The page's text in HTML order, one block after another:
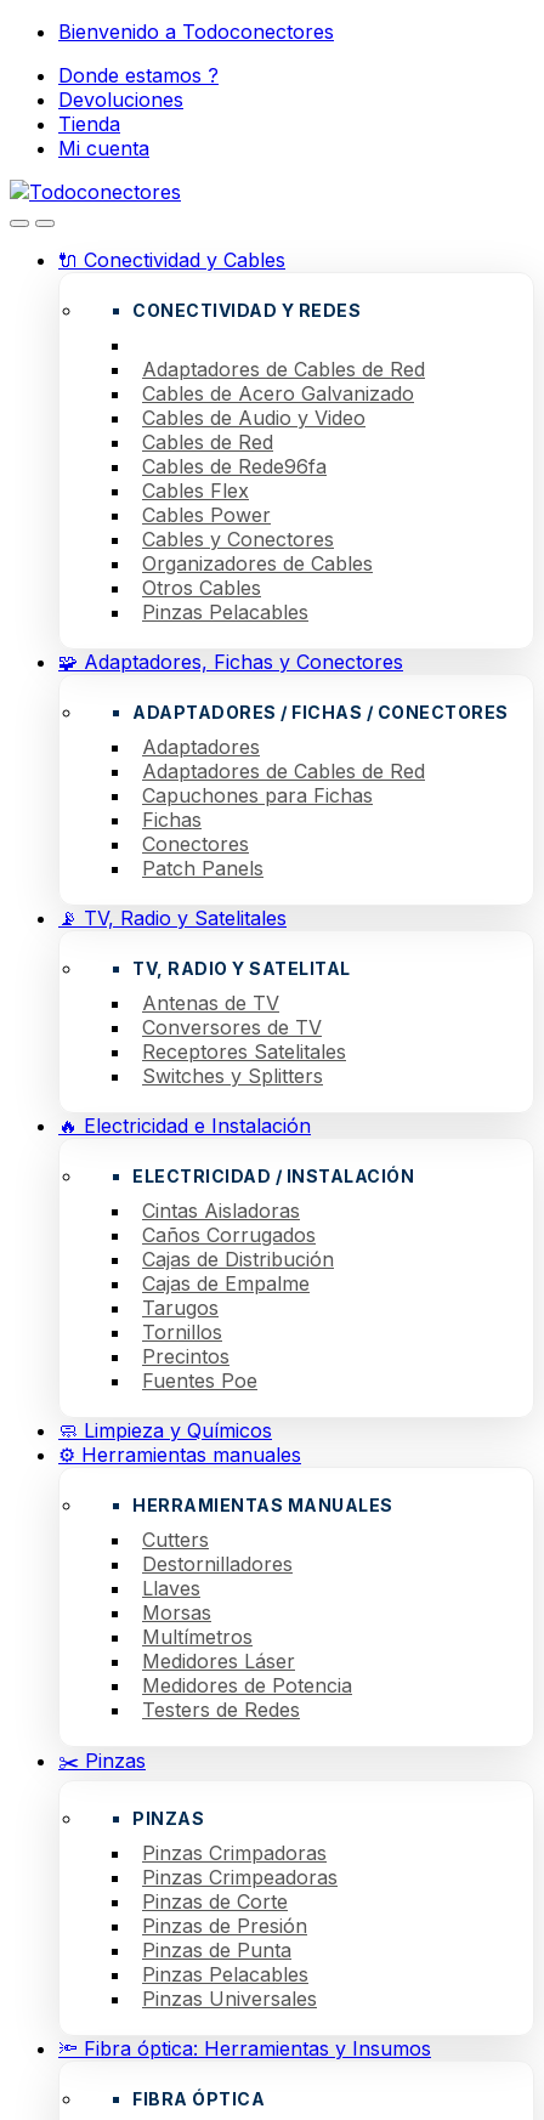
Skip
navigation
Skip
content
Bienvenido a Todoconectores
Donde estamos ?
Devoluciones
Tienda
Mi cuenta
🔌 Conectividad y Cables
CONECTIVIDAD Y REDES
Adaptadores de Cables de Red
Cables de Acero Galvanizado
Cables de Audio y Video
Cables de Red
Cables de Rede96fa
Cables Flex
Cables Power
Cables y Conectores
Organizadores de Cables
Otros Cables
Pinzas Pelacables
🧩 Adaptadores, Fichas y Conectores
ADAPTADORES / FICHAS / CONECTORES
Adaptadores
Adaptadores de Cables de Red
Capuchones para Fichas
Fichas
Conectores
Patch Panels
📡 TV, Radio y Satelitales
TV, RADIO Y SATELITAL
Antenas de TV
Conversores de TV
Receptores Satelitales
Switches y Splitters
🔥 Electricidad e Instalación
ELECTRICIDAD / INSTALACIÓN
Cintas Aisladoras
Caños Corrugados
Cajas de Distribución
Cajas de Empalme
Tarugos
Tornillos
Precintos
Fuentes Poe
🧼 Limpieza y Químicos
⚙️ Herramientas manuales
HERRAMIENTAS MANUALES
Cutters
Destornilladores
Llaves
Morsas
Multímetros
Medidores Láser
Medidores de Potencia
Testers de Redes
✂️ Pinzas
PINZAS
Pinzas Crimpadoras
Pinzas Crimpeadoras
Pinzas de Corte
Pinzas de Presión
Pinzas de Punta
Pinzas Pelacables
Pinzas Universales
🔦 Fibra óptica: Herramientas y Insumos
FIBRA ÓPTICA